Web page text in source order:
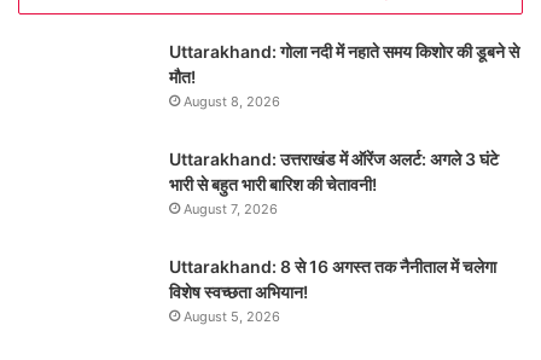
Uttarakhand: गोला नदी में नहाते समय किशोर की डूबने से
मौत!
August 8, 2026
Uttarakhand: उत्तराखंड में ऑरेंज अलर्ट: अगले 3 घंटे
भारी से बहुत भारी बारिश की चेतावनी!
August 7, 2026
Uttarakhand: 8 से 16 अगस्त तक नैनीताल में चलेगा
विशेष स्वच्छता अभियान!
August 5, 2026